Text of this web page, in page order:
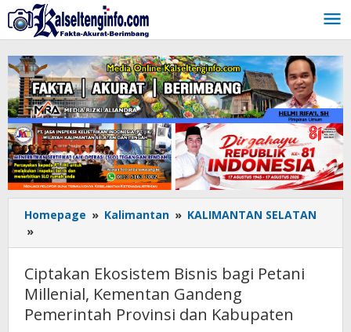
Lewati
ke
konten
Homepage » Kalimantan » KALIMANTAN SELATAN
»
Ekosistem
Bisnis
bagi
Petani
Millenial,
Ciptakan Ekosistem Bisnis bagi Petani
Millenial, Kementan Gandeng
Pemerintah Provinsi dan Kabupaten